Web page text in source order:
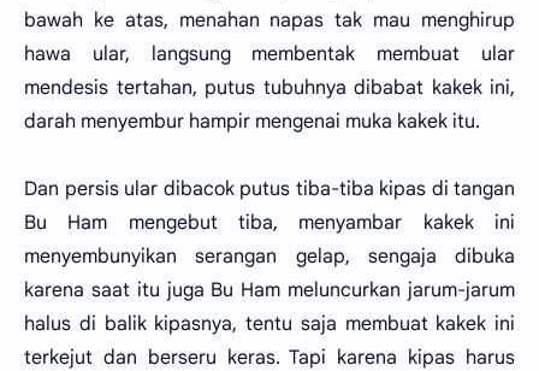
bawah ke atas, menahan napas tak mau menghirup
hawa ular, langsung membentak membuat ular
mendesis tertahan, putus tubuhnya dibabat kakek ini,
darah menyembur hampir mengenai muka kakek itu.
Dan persis ular dibacok putus tiba-tiba kipas di tangan
Bu Ham mengebut tiba, menyambar kakek ini
menyembunyikan serangan gelap, sengaja dibuka
karena saat itu juga Bu Ham meluncurkan jarum-jarum
halus di balik kipasnya, tentu saja membuat kakek ini
terkejut dan berseru keras. Tapi karena kipas harus